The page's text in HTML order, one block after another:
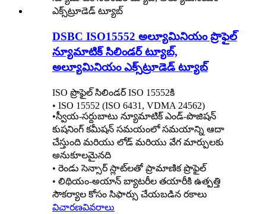
DSBC ISO15552 అల్యూమినియం ప్రొఫైల్
న్యూమాటిక్ సిలిండర్ ట్యూబ్,
అల్యూమినియం ఎక్స్‌ట్రూడెడ్ ట్యూబ్
ISO ప్రొఫైల్ సిలిండర్ ISO 15552కి
• ISO 15552 (ISO 6431, VDMA 24562)
•స్వీయ-సర్దుబాటు న్యూమాటిక్ ఎండ్-పొజిషన్
కుషనింగ్ కమీషన్ సమయంలో సమయాన్ని ఆదా
చేస్తుంది మరియు లోడ్ మరియు వేగ మార్పులకు
అనుకూలమైనది
• రెండు సెన్సార్ స్లాట్‌లతో ప్రామాణిక ప్రొఫైల్
• లిథియం-అయాన్ బ్యాటరీల తయారీకి ఉత్పత్తి
సౌకర్యాల కోసం సిఫార్సు చేయబడిన రకాలు
విచారణవివరాలు